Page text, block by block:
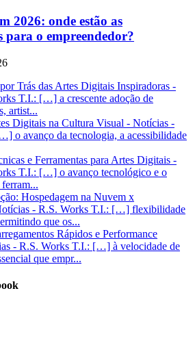
2026: onde estão as
para o empreendedor?
Trás das Artes Digitais Inspiradoras -
T.I.: […] a crescente adoção de
artist...
Digitais na Cultura Visual - Notícias -
o avanço da tecnologia, a acessibilidade
e Ferramentas para Artes Digitais -
T.I.: […] o avanço tecnológico e o
ferram...
Hospedagem na Nuvem x
- R.S. Works T.I.: […] flexibilidade
que os...
Rápidos e Performance
- R.S. Works T.I.: […] à velocidade de
que empr...